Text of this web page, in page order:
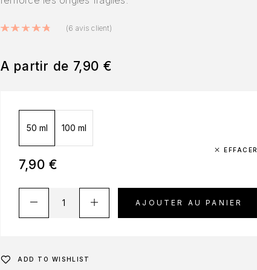
Noté4.83sur 5 basé sur
(6 avis client)
A partir de 7,90 €
50 ml 100 ml
EFFACER
7,90€
AJOUTER AU PANIER
ADD TO WISHLIST